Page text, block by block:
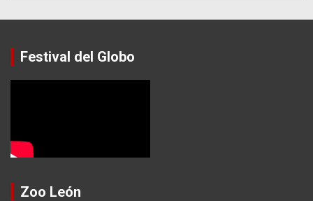
Festival del Globo
Zoo León